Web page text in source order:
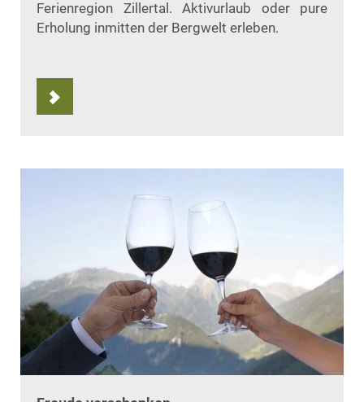
Ferienregion Zillertal. Aktivurlaub oder pure
Erholung inmitten der Bergwelt erleben.